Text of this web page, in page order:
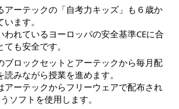
アーテックの「自考力キッズ」も６歳か
ます。
われているヨーロッパの安全基準CEに合
も安全です。
ブロックセットとアーテックから毎月配
みながら授業を進めます。
アーテックからフリーウェアで配布され
ソフトを使用します。